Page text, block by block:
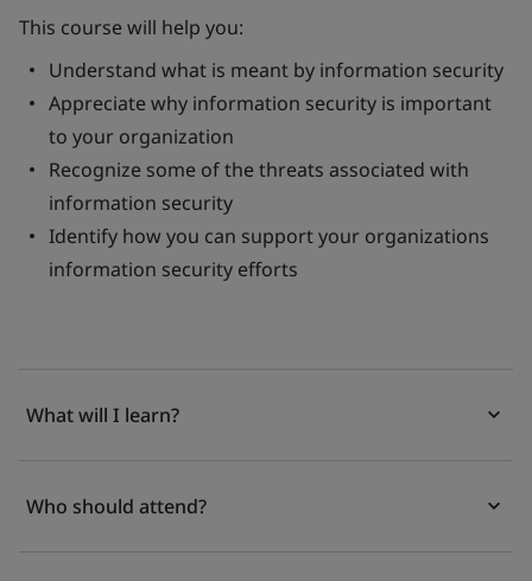
This course will help you:
Understand what is meant by information security
Appreciate why information security is important
to your organization
Recognize some of the threats associated with
information security
Identify how you can support your organizations
information security efforts
What will I learn?
Who should attend?